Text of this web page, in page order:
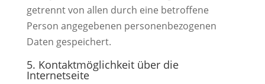
getrennt von allen durch eine betroffene
Person angegebenen personenbezogenen
Daten gespeichert.
5. Kontaktmöglichkeit über die
Internetseite